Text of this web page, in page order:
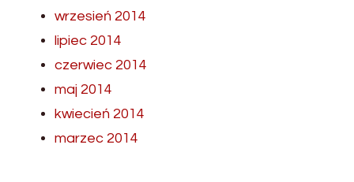
wrzesień 2014
lipiec 2014
czerwiec 2014
maj 2014
kwiecień 2014
marzec 2014